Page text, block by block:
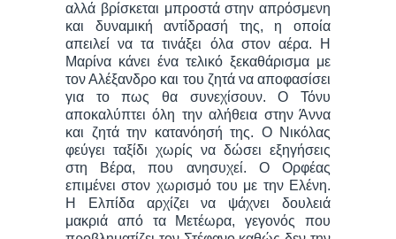
αλλά βρίσκεται μπροστά στην απρόσμενη
και δυναμική αντίδρασή της, η οποία
απειλεί να τα τινάξει όλα στον αέρα. Η
Μαρίνα κάνει ένα τελικό ξεκαθάρισμα με
τον Αλέξανδρο και του ζητά να αποφασίσει
για το πως θα συνεχίσουν. Ο Τόνυ
αποκαλύπτει όλη την αλήθεια στην Άννα
και ζητά την κατανόησή της. Ο Νικόλας
φεύγει ταξίδι χωρίς να δώσει εξηγήσεις
στη Βέρα, που ανησυχεί. Ο Ορφέας
επιμένει στον χωρισμό του με την Ελένη.
Η Ελπίδα αρχίζει να ψάχνει δουλειά
μακριά από τα Μετέωρα, γεγονός που